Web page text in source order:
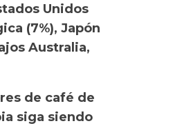
Unidos
(7%), Japón
Australia,
de café de
siga siendo